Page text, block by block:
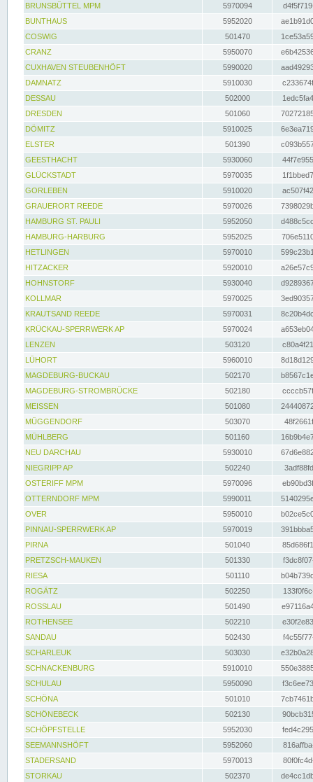
BRUNSBÜTTEL MPM
5970094
BUNTHAUS
5952020
COSWIG
501470
CRANZ
5950070
CUXHAVEN STEUBENHÖFT
5990020
DAMNATZ
5910030
DESSAU
502000
DRESDEN
501060
DÖMITZ
5910025
ELSTER
501390
GEESTHACHT
5930060
GLÜCKSTADT
5970035
GORLEBEN
5910020
GRAUERORT REEDE
5970026
HAMBURG ST. PAULI
5952050
HAMBURG-HARBURG
5952025
HETLINGEN
5970010
HITZACKER
5920010
HOHNSTORF
5930040
KOLLMAR
5970025
KRAUTSAND REEDE
5970031
KRÜCKAU-SPERRWERK AP
5970024
LENZEN
503120
LÜHORT
5960010
MAGDEBURG-BUCKAU
502170
MAGDEBURG-STROMBRÜCKE
502180
MEISSEN
501080
MÜGGENDORF
503070
MÜHLBERG
501160
NEU DARCHAU
5930010
NIEGRIPP AP
502240
OSTERIFF MPM
5970096
OTTERNDORF MPM
5990011
OVER
5950010
PINNAU-SPERRWERK AP
5970019
PIRNA
501040
PRETZSCH-MAUKEN
501330
RIESA
501110
ROGÄTZ
502250
ROSSLAU
501490
ROTHENSEE
502210
SANDAU
502430
SCHARLEUK
503030
SCHNACKENBURG
5910010
SCHULAU
5950090
SCHÖNA
501010
SCHÖNEBECK
502130
SCHÖPFSTELLE
5952030
SEEMANNSHÖFT
5952060
STADERSAND
5970013
STORKAU
502370